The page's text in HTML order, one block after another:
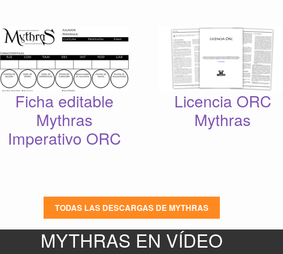
Ficha editable
Mythras
Imperativo ORC
Licencia ORC
Mythras
TODAS LAS DESCARGAS DE MYTHRAS
MYTHRAS EN VÍDEO